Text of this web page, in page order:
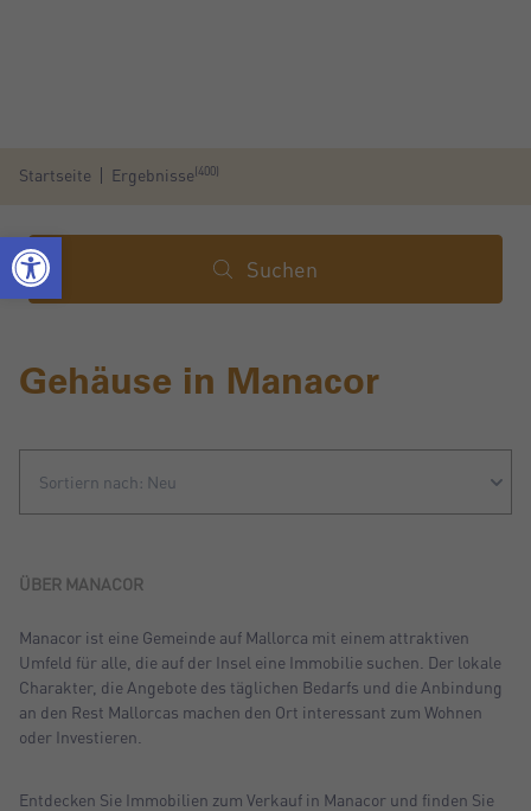
Startseite Ergebnisse(400)
Suchen
Gehäuse in Manacor
Sortiern nach: Neu
Sortiern nach: Preis absteigend
Sortiern nach: Meist besuchte
ÜBER MANACOR
Manacor ist eine Gemeinde auf Mallorca mit einem attraktiven
Umfeld für alle, die auf der Insel eine Immobilie suchen. Der lokale
Charakter, die Angebote des täglichen Bedarfs und die Anbindung
an den Rest Mallorcas machen den Ort interessant zum Wohnen
oder Investieren.
Entdecken Sie Immobilien zum Verkauf in Manacor und finden Sie